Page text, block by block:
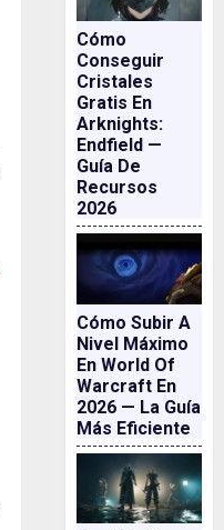
Cómo
Conseguir
Cristales
Gratis En
Arknights:
Endfield —
Guía De
Recursos
2026
Cómo Subir A
Nivel Máximo
En World Of
Warcraft En
2026 — La Guía
Más Eficiente